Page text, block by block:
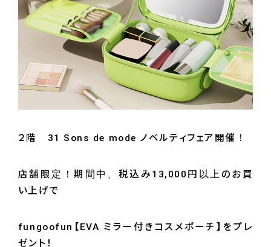
２階 31 Sons de mode ノベルティフェア開催！
店舗限定！期間中、税込み13,000円以上のお買
い上げで
fungoofun【EVA ミラー付きコスメポーチ】をプレ
ゼント！